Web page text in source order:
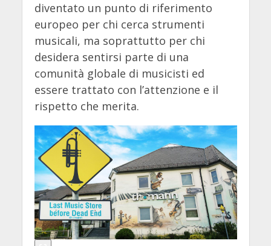
diventato un punto di riferimento
europeo per chi cerca strumenti
musicali, ma soprattutto per chi
desidera sentirsi parte di una
comunità globale di musicisti ed
essere trattato con l’attenzione e il
rispetto che merita.